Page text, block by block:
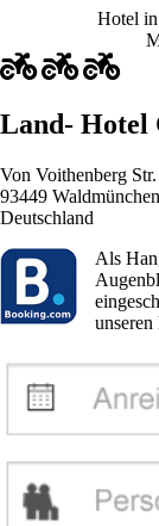
Hotel in
Land- Hotel
Von Voithenberg
93449
Deutschland
Als